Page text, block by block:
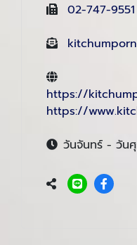
02-747-9551
https://
https://
วันจันทร์ - วัน